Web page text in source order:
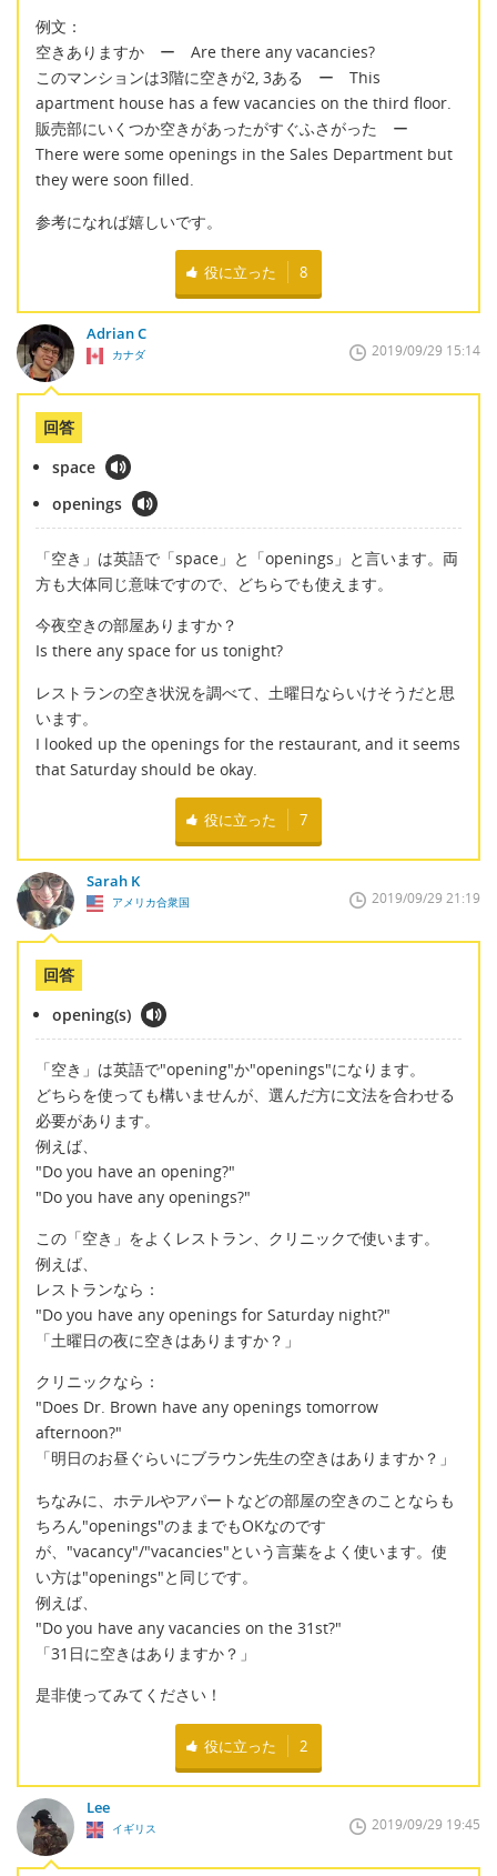
例文：
空きありますか ー Are there any vacancies?
このマンションは3階に空きが2, 3ある ー This
apartment house has a few vacancies on the third floor.
販売部にいくつか空きがあったがすぐふさがった ー
There were some openings in the Sales Department but
they were soon filled.
参考になれば嬉しいです。
役に立った 8
Adrian C
カナダ 2019/09/29 15:14
回答
space
openings
「空き」は英語で「space」と「openings」と言います。両
方も大体同じ意味ですので、どちらでも使えます。
今夜空きの部屋ありますか？
Is there any space for us tonight?
レストランの空き状況を調べて、土曜日ならいけそうだと思
います。
I looked up the openings for the restaurant, and it seems
that Saturday should be okay.
役に立った 7
Sarah K
アメリカ合衆国 2019/09/29 21:19
回答
opening(s)
「空き」は英語で"opening"か"openings"になります。
どちらを使っても構いませんが、選んだ方に文法を合わせる
必要があります。
例えば、
"Do you have an opening?"
"Do you have any openings?"
この「空き」をよくレストラン、クリニックで使います。
例えば、
レストランなら：
"Do you have any openings for Saturday night?"
「土曜日の夜に空きはありますか？」
クリニックなら：
"Does Dr. Brown have any openings tomorrow
afternoon?"
「明日のお昼ぐらいにブラウン先生の空きはありますか？」
ちなみに、ホテルやアパートなどの部屋の空きのことならも
ちろん"openings"のままでもOKなのです
が、"vacancy"/"vacancies"という言葉をよく使います。使
い方は"openings"と同じです。
例えば、
"Do you have any vacancies on the 31st?"
「31日に空きはありますか？」
是非使ってみてください！
役に立った 2
Lee
イギリス 2019/09/29 19:45